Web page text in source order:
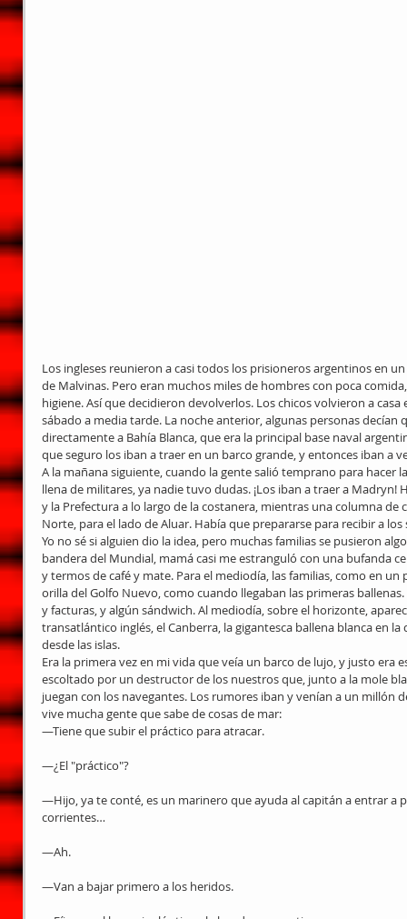
Los ingleses reunieron a casi todos los prisioneros argentinos en
de Malvinas. Pero eran muchos miles de hombres con poca
higiene. Así que decidieron devolverlos. Los chicos volvieron a
sábado a media tarde. La noche anterior, algunas personas
directamente a Bahía Blanca, que era la principal base naval
que seguro los iban a traer en un barco grande, y entonces iban a
A la mañana siguiente, cuando la gente salió temprano para hacer
llena de militares, ya nadie tuvo dudas. ¡Los iban a traer a
y la Prefectura a lo largo de la costanera, mientras una columna
Norte, para el lado de Aluar. Había que prepararse para recibir a los
Yo no sé si alguien dio la idea, pero muchas familias se pusieron
bandera del Mundial, mamá casi me estranguló con una bufanda
y termos de café y mate. Para el mediodía, las familias, como en
orilla del Golfo Nuevo, como cuando llegaban las primeras
y facturas, y algún sándwich. Al mediodía, sobre el horizonte,
transatlántico inglés, el Canberra, la gigantesca ballena blanca en
desde las islas.
Era la primera vez en mi vida que veía un barco de lujo, y justo era
escoltado por un destructor de los nuestros que, junto a la mole
juegan con los navegantes. Los rumores iban y venían a un millón
vive mucha gente que sabe de cosas de mar:
—Tiene que subir el práctico para atracar.
—¿El "práctico"?
—Hijo, ya te conté, es un marinero que ayuda al capitán a entrar a
corrientes…
—Ah.
—Van a bajar primero a los heridos.